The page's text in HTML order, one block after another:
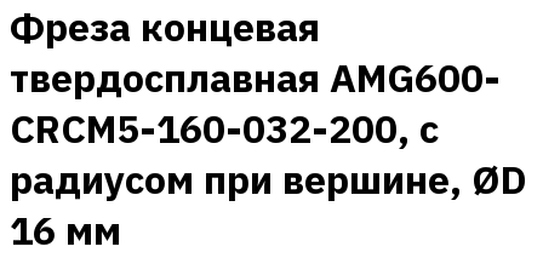
Фреза концевая
твердосплавная AMG600-
CRCM5-160-032-200, с
радиусом при вершине, ØD
16 мм